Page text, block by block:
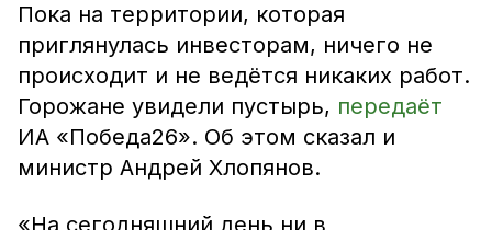
Пока на территории, которая
приглянулась инвесторам, ничего не
происходит и не ведётся никаких работ.
Горожане увидели пустырь, передаёт
ИА «Победа26». Об этом сказал и
министр Андрей Хлопянов.
«На сегодняшний день ни в